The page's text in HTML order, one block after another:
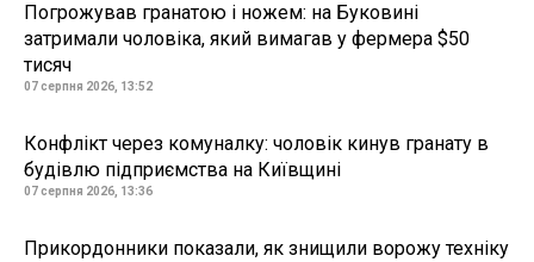
Погрожував гранатою і ножем: на Буковині
затримали чоловіка, який вимагав у фермера $50
тисяч
07 серпня 2026, 13:52
Конфлікт через комуналку: чоловік кинув гранату в
будівлю підприємства на Київщині
07 серпня 2026, 13:36
Прикордонники показали, як знищили ворожу техніку